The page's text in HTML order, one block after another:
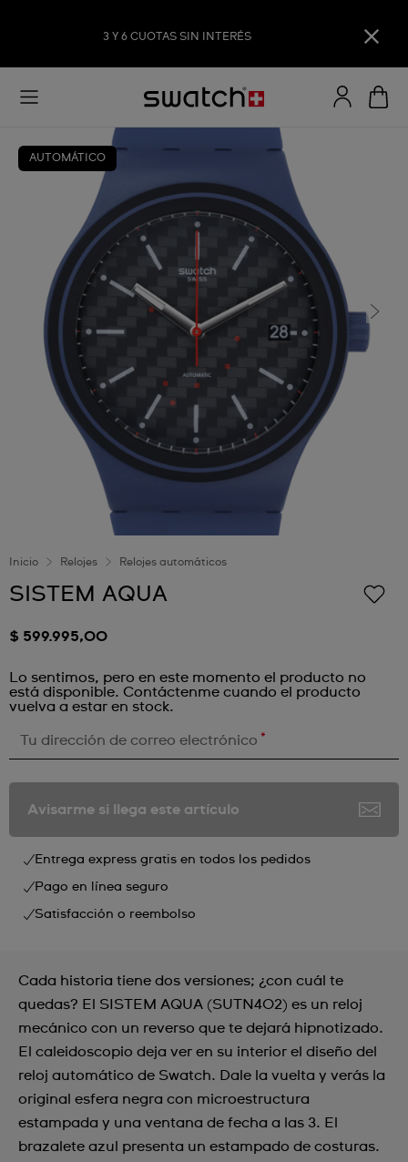
3 Y 6 CUOTAS SIN INTERÉS
AUTOMÁTICO
Inicio Relojes Relojes automáticos
SISTEM AQUA
$ 599.995,00
Lo sentimos, pero en este momento el producto no
está disponible. Contáctenme cuando el producto
vuelva a estar en stock.
Tu dirección de correo electrónico *
Avisarme si llega este artículo
Entrega express gratis en todos los pedidos
Pago en línea seguro
Satisfacción o reembolso
Cada historia tiene dos versiones; ¿con cuál te
quedas? El SISTEM AQUA (SUTN402) es un reloj
mecánico con un reverso que te dejará hipnotizado.
El caleidoscopio deja ver en su interior el diseño del
reloj automático de Swatch. Dale la vuelta y verás la
original esfera negra con microestructura
estampada y una ventana de fecha a las 3. El
brazalete azul presenta un estampado de costuras.